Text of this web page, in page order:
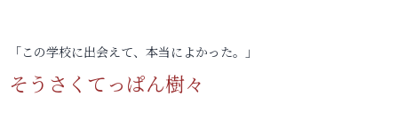
「この学校に出会えて、本当によかった。」
そうさくてっぱん樹々